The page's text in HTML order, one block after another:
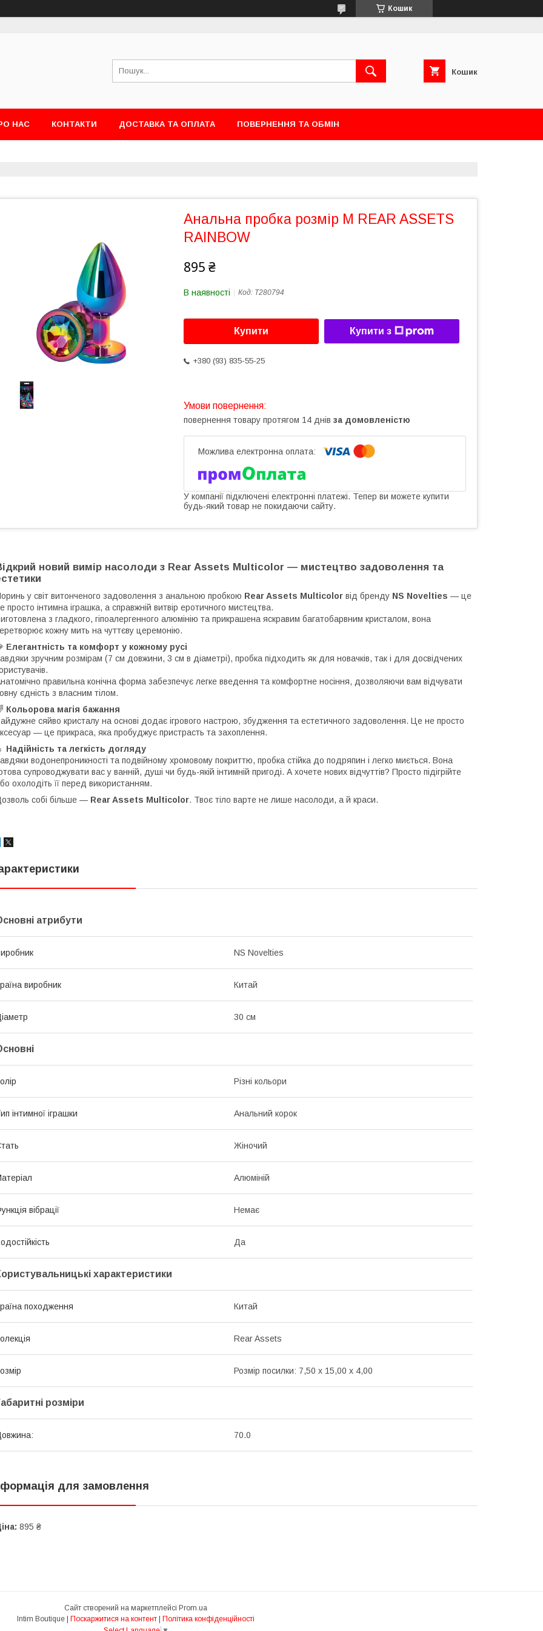
Кошик
Кошик
НАС КОНТАКТИ ДОСТАВКА ТА ОПЛАТА ПОВЕРНЕННЯ ТА ОБМІН
Анальна пробка розмір M REAR ASSETS
RAINBOW
895 ₴
В наявності Код: T280794
Купити Купити з
+380 (93) 835-55-25
повернення товару протягом 14 днів за домовленістю
У компанії підключені електронні платежі. Тепер ви можете купити
будь-який товар не покидаючи сайту.
новий вимір насолоди з Rear Assets Multicolor — мистецтво задоволення та
у світ витонченого задоволення з анальною пробкою Rear Assets Multicolor від бренду NS Novelties — це
просто інтимна іграшка, а справжній витвір еротичного мистецтва.
з гладкого, гіпоалергенного алюмінію та прикрашена яскравим багатобарвним кристалом, вона
кожну мить на чуттєву церемонію.
Елегантність та комфорт у кожному русі
зручним розмірам (7 см довжини, 3 см в діаметрі), пробка підходить як для новачків, так і для досвідчених
правильна конічна форма забезпечує легке введення та комфортне носіння, дозволяючи вам відчувати
єдність з власним тілом.
Кольорова магія бажання
сяйво кристалу на основі додає ігрового настрою, збудження та естетичного задоволення. Це не просто
— це прикраса, яка пробуджує пристрасть та захоплення.
Надійність та легкість догляду
водонепроникності та подвійному хромовому покриттю, пробка стійка до подряпин і легко миється. Вона
супроводжувати вас у ванній, душі чи будь-якій інтимній пригоді. А хочете нових відчуттів? Просто підігрійте
охолодіть її перед використанням.
собі більше — Rear Assets Multicolor. Твоє тіло варте не лише насолоди, а й краси.
атрибути
NS Novelties
виробник Китай
30 см
Різні кольори
інтимної іграшки Анальний корок
Жіночий
Алюміній
вібрації Немає
Да
характеристики
походження Китай
Rear Assets
Розмір посилки: 7,50 х 15,00 х 4,00
розміри
70.0
для замовлення
895 ₴
Сайт створений на маркетплейсі Prom.ua
Intim Boutique | Поскаржитися на контент | Політика конфіденційності